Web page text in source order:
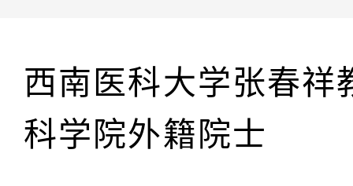
西南医科大学张春祥
科学院外籍院士